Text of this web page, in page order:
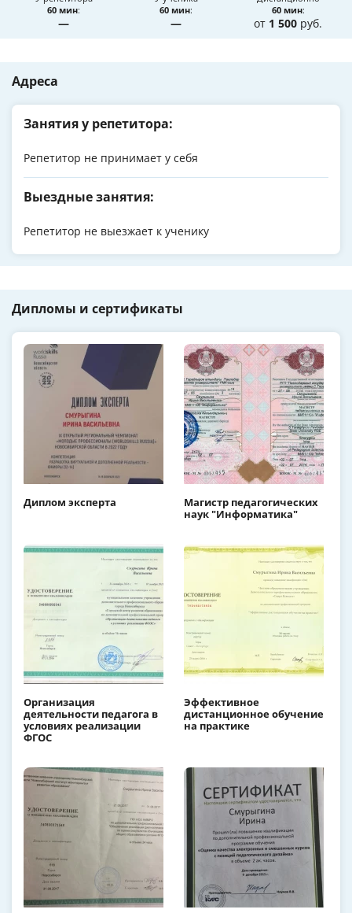
60 мин:
—
60 мин:
—
60 мин:
от 1 500 руб.
Адреса
Занятия у репетитора:
Репетитор не принимает у себя
Выездные занятия:
Репетитор не выезжает к ученику
Дипломы и сертификаты
Диплом эксперта
Магистр педагогических
наук "Информатика"
Организация
деятельности педагога в
условиях реализации
ФГОС
Эффективное
дистанционное обучение
на практике